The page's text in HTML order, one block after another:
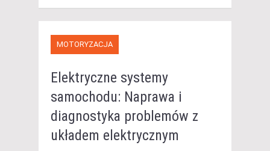
MOTORYZACJA
Elektryczne systemy
samochodu: Naprawa i
diagnostyka problemów z
układem elektrycznym